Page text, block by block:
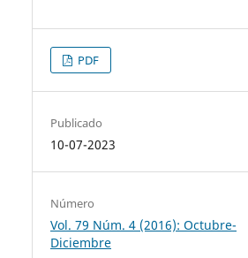
PDF
Publicado
10-07-2023
Número
Vol. 79 Núm. 4 (2016): Octubre-
Diciembre